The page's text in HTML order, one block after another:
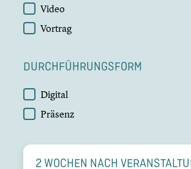
Video
Vortrag
DURCHFÜHRUNGSFORM
DURCHFÜHRUNGSFORM
Digital
Präsenz
2 WOCHEN NACH